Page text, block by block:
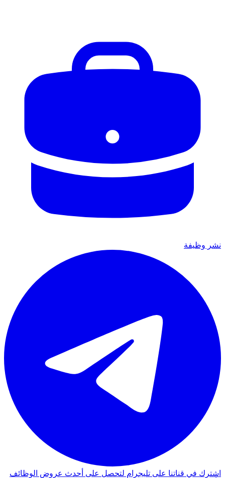
نشر وظيفة
اشترك في قناتنا على تليجرام لتحصل على أحدث عروض الوظائف